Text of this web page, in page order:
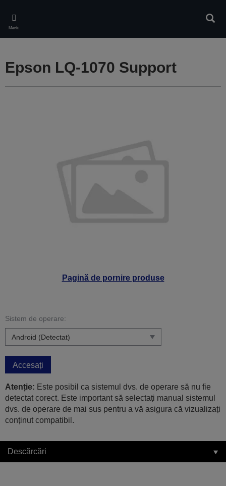
main
content
Meniu
Pagină de pornire produse
Epson LQ-1070 Support
Sistem de operare:
Accesați
Atenție: Este posibil ca sistemul dvs. de operare să nu fie
detectat corect. Este important să selectați manual sistemul
dvs. de operare de mai sus pentru a vă asigura că vizualizați
conținut compatibil.
Descărcări